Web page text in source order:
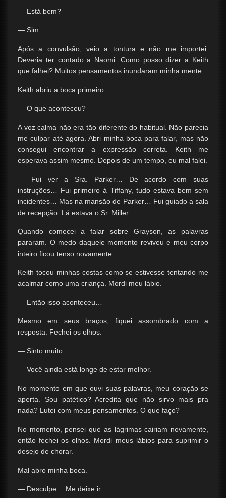
— Está bem?
— Sim…
Após a convulsão, veio a tontura e não me importei.
Deveria ter contado a Naomi. Como posso dizer a Keith
que falhei? Muitos pensamentos inundaram minha mente.
Keith abriu a boca primeiro.
— O que aconteceu?
A voz calma não era tão diferente do habitual. Não parecia
me culpar até agora. Abri minha boca para falar, mas não
consegui encontrar a expressão correta. Keith me
esperava assim mesmo. Depois de um tempo, eu mal falei.
— Fui ver a Sra. Parker… De acordo com suas
instruções… Fui primeiro à Tiffany, tudo estava bem sem
incidentes… Mas na mansão de Parker… Fui guiado a sala
de recepção. Lá estava o Sr. Miller.
Quando comecei a falar sobre Grayson, as palavras
pararam. O medo daquele momento reviveu e meu corpo
inteiro ficou tenso novamente.
Keith tocou minhas costas como se estivesse tentando me
acalmar como uma criança. Mordi meu lábio.
— Então isso aconteceu…
Mesmo em seus braços, fiquei assombrado com a
resposta. Fechei os olhos.
— Sinto muito…
— Você ainda está longe de estar melhor.
No momento em que ouvi suas palavras, meu coração se
aperta. Sou patético? Acredita que não sirvo mais pra
nada? Lutei com meus pensamentos. O que faço?
No momento, pensei que as lágrimas cairiam novamente,
então fechei os olhos. Mordi meus lábios para suprimir o
desejo de chorar.
Mal abro minha boca.
— Desculpe… Me deixe ir.